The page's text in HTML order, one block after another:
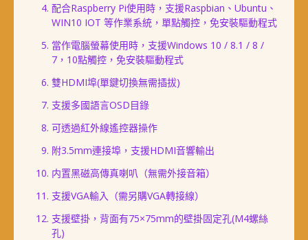
配合Raspberry Pi使用時，支援Raspbian、Ubuntu、
WIN10 IOT 等作業系統， 單點觸控 ，免安裝驅動程式
當作電腦螢幕使用時，支援Windows 10 / 8.1 / 8 /
7，10點觸控 ，免安裝驅動程式
雙HDMI埠(單鍵切換無需插拔)
支援多國語言OSD目錄
可透過紅外線遙控器操作
附3.5mm連接埠，支援HDMI音響輸出
内置黑磁高傳真喇叭（無需外接音箱）
支援VGA輸入（需另購VGA轉接線）
支援壁掛，背面有75×75mm的壁掛固定孔(M4螺絲
孔)